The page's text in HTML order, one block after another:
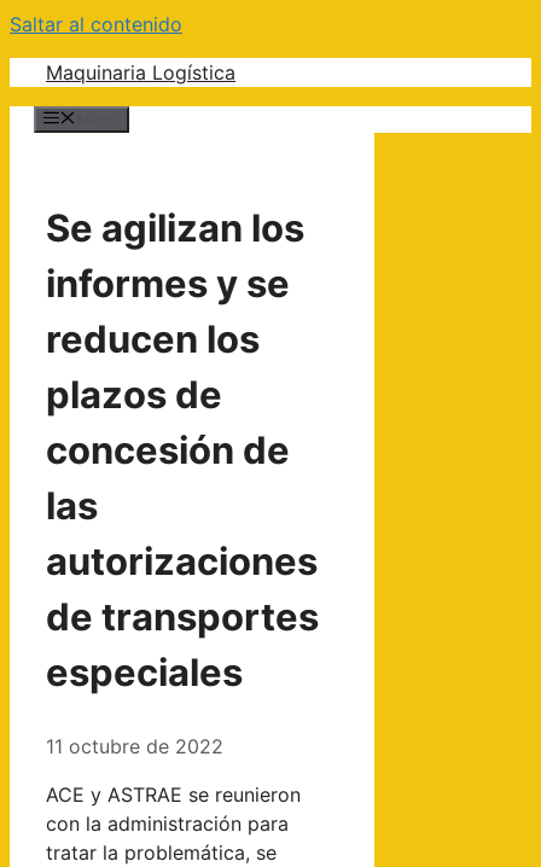
Saltar al contenido
Maquinaria Logística
Se agilizan los
informes y se
reducen los
plazos de
concesión de
las
autorizaciones
de transportes
especiales
11 octubre de 2022
ACE y ASTRAE se reunieron
con la administración para
tratar la problemática, se